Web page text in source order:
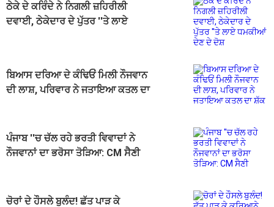
ਠੇਕੇ ਦੇ ਕਰਿੰਦੇ ਨੇ ਨਿਗਲੀ ਜ਼ਹਿਰੀਲੀ
ਦਵਾਈ, ਠੇਕੇਦਾਰ ਦੇ ਪੁੱਤਰ ''ਤੇ ਲਾਏ
ਬਿਆਸ ਦਰਿਆ ਦੇ ਕੰਢਿਓਂ ਮਿਲੀ ਨੌਜਵਾਨ
ਦੀ ਲਾਸ਼, ਪਰਿਵਾਰ ਨੇ ਜਤਾਇਆ ਕਤਲ ਦਾ
ਪੰਜਾਬ ''ਚ ਚੱਲ ਰਹੇ ਭਰਤੀ ਵਿਵਾਦਾਂ ਨੇ
ਨੌਜਵਾਨਾਂ ਦਾ ਭਰੋਸਾ ਤੋੜਿਆ: CM ਸੈਣੀ
ਚੋਰਾਂ ਦੇ ਹੌਸਲੇ ਬੁਲੰਦ! ਛੱਤ ਪਾੜ ਕੇ